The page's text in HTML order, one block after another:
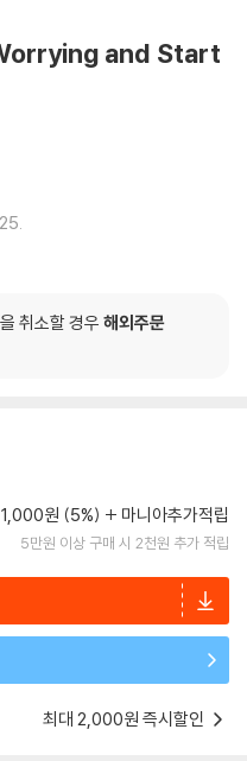
and Start
취소할 경우 해외주문
1,000원 (5%) 마니아추가적립
5만원 이상 구매 시 2천원 추가 적립
최대 2,000원 즉시할인